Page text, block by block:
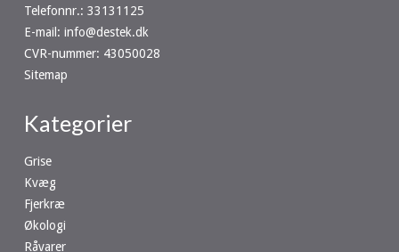
Telefonnr.: 33131125
E-mail : info@destek.dk
CVR-nummer: 43050028
Sitemap
Kategorier
Grise
Kvæg
Fjerkræ
Økologi
Råvarer